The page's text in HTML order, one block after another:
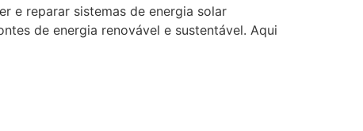
e reparar sistemas de energia solar
de energia renovável e sustentável. Aqui